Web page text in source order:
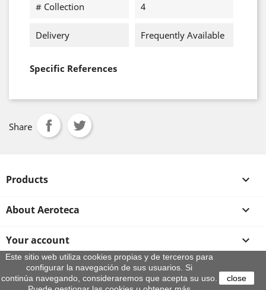
# Collection 4
Delivery Frequently Available
Specific References
Share
Products 
About Aeroteca 
Your account 
Store information
Este sitio web utiliza cookies propias y de terceros para
configurar la navegación de sus usuarios. Si
continúa navegando, consideraremos que acepta su uso.
close